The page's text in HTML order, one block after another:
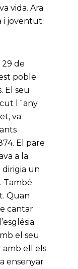
vida. Ara
i joventut.
29 de
poble
El seu
l´any
va
El pare
a la
dirigia un
També
Quan
cantar
el seu
amb ell els
ensenyar